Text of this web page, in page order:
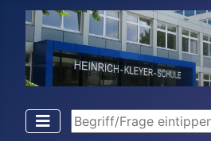
Begriff/Frage eintippen